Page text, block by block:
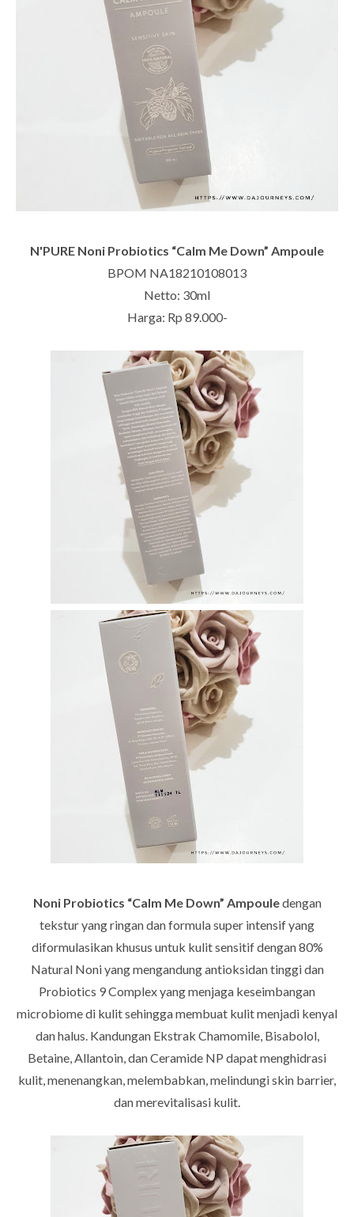
N'PURE Noni Probiotics “Calm Me Down” Ampoule
BPOM NA18210108013
Netto: 30ml
Harga: Rp 89.000-
Noni Probiotics “Calm Me Down” Ampouledengan
tekstur yang ringan dan formula super intensif yang
diformulasikan khusus untuk kulit sensitif dengan 80%
Natural Noni yang mengandung antioksidan tinggi dan
Probiotics 9 Complex yang menjaga keseimbangan
microbiome di kulit sehingga membuat kulit menjadi kenyal
dan halus. Kandungan Ekstrak Chamomile, Bisabolol,
Betaine, Allantoin, dan Ceramide NP dapat menghidrasi
kulit, menenangkan, melembabkan, melindungi skin barrier,
dan merevitalisasi kulit.